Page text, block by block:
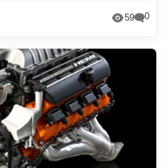
59 0